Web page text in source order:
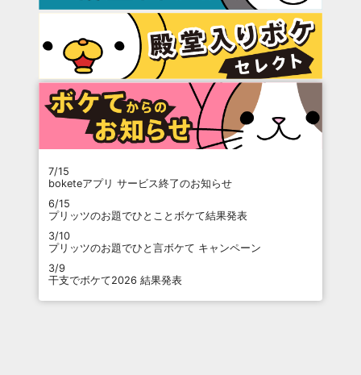
7/15
boketeアプリ サービス終了のお知らせ
6/15
プリッツのお題でひとことボケて結果発表
3/10
プリッツのお題でひと言ボケて キャンペーン
3/9
干支でボケて2026 結果発表